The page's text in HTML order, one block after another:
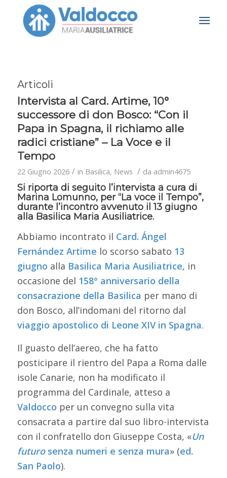
Articoli
Intervista al Card. Artime, 10°
successore di don Bosco: “Con il
Papa in Spagna, il richiamo alle
radici cristiane” – La Voce e il
Tempo
22 Giugno 2026 / in Basilica, News / da admin4675
Si riporta di seguito l’intervista a cura di
Marina Lomunno, per “La voce il Tempo”,
durante l’incontro avvenuto il 13 giugno
alla Basilica Maria Ausiliatrice.
Abbiamo incontrato il Card. Ángel
Fernández Artime lo scorso sabato 13
giugno alla Basilica Maria Ausiliatrice, in
occasione del 158° anniversario della
consacrazione della Basilica per mano di
don Bosco, all’indomani del ritorno dal
viaggio apostolico di Leone XIV in Spagna.
Il guasto dell’aereo, che ha fatto
posticipare il rientro del Papa a Roma dalle
isole Canarie, non ha modificato il
programma del Cardinale, atteso a
Valdocco per un convegno sulla vita
consacrata a partire dal suo libro-intervista
con il confratello don Giuseppe Costa, «Un
futurosenza numeri e senza mura» (ed.
San Paolo).